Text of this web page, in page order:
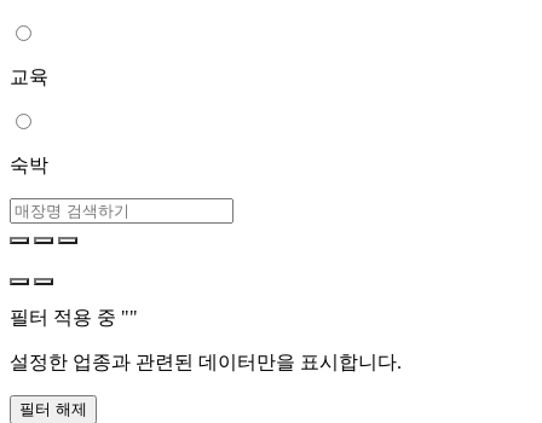
교육
숙박
필터 적용 중 ""
설정한 업종과 관련된 데이터만을 표시합니다.
필터 해제